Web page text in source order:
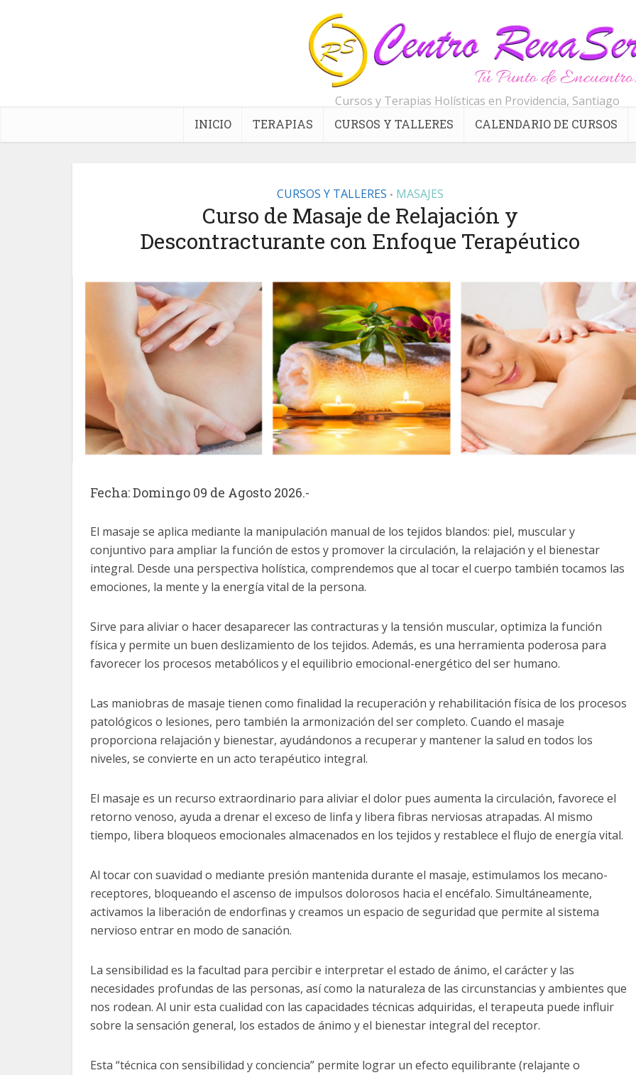
Cursos y Terapias Holísticas en Providencia, Santiago
INICIO TERAPIAS CURSOS Y TALLERES CALENDARIO DE CURSOS
CURSOS Y TALLERES • MASAJES
Curso de Masaje de Relajación y
Descontracturante con Enfoque Terapéutico
Fecha: Domingo 09 de Agosto 2026.-
El masaje se aplica mediante la manipulación manual de los tejidos blandos: piel, muscular y
conjuntivo para ampliar la función de estos y promover la circulación, la relajación y el bienestar
integral. Desde una perspectiva holística, comprendemos que al tocar el cuerpo también tocamos las
emociones, la mente y la energía vital de la persona.
Sirve para aliviar o hacer desaparecer las contracturas y la tensión muscular, optimiza la función
física y permite un buen deslizamiento de los tejidos. Además, es una herramienta poderosa para
favorecer los procesos metabólicos y el equilibrio emocional-energético del ser humano.
Las maniobras de masaje tienen como finalidad la recuperación y rehabilitación física de los procesos
patológicos o lesiones, pero también la armonización del ser completo. Cuando el masaje
proporciona relajación y bienestar, ayudándonos a recuperar y mantener la salud en todos los
niveles, se convierte en un acto terapéutico integral.
El masaje es un recurso extraordinario para aliviar el dolor pues aumenta la circulación, favorece el
retorno venoso, ayuda a drenar el exceso de linfa y libera fibras nerviosas atrapadas. Al mismo
tiempo, libera bloqueos emocionales almacenados en los tejidos y restablece el flujo de energía vital.
Al tocar con suavidad o mediante presión mantenida durante el masaje, estimulamos los mecano-
receptores, bloqueando el ascenso de impulsos dolorosos hacia el encéfalo. Simultáneamente,
activamos la liberación de endorfinas y creamos un espacio de seguridad que permite al sistema
nervioso entrar en modo de sanación.
La sensibilidad es la facultad para percibir e interpretar el estado de ánimo, el carácter y las
necesidades profundas de las personas, así como la naturaleza de las circunstancias y ambientes que
nos rodean. Al unir esta cualidad con las capacidades técnicas adquiridas, el terapeuta puede influir
sobre la sensación general, los estados de ánimo y el bienestar integral del receptor.
Esta “técnica con sensibilidad y conciencia” permite lograr un efecto equilibrante (relajante o